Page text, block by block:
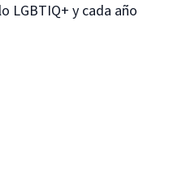
LGBTIQ+ y cada año